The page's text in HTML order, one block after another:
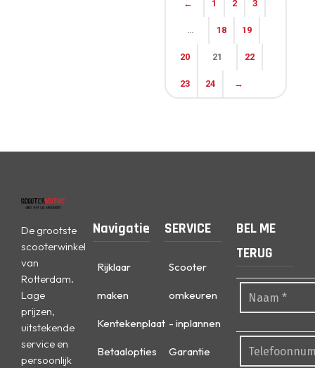
← 1 2 3
… 18 19
20 21 22
23 24 →
De grootste
scooterwinkel
van
Rotterdam.
Lage
prijzen,
uitstekende
service en
persoonlijk
Navigatie
Rijklaar
maken
Kentekenplaat
Betaalopties
SERVICE
Scooter
omkeuren
- inplannen
Garantie
BEL ME
TERUG